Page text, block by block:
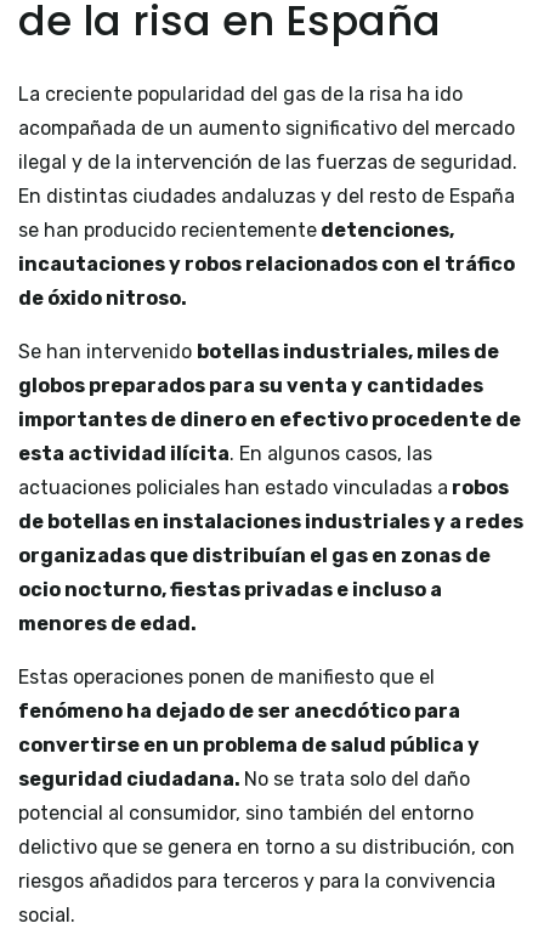
de la risa en España
La creciente popularidad del gas de la risa ha ido
acompañada de un aumento significativo del mercado
ilegal y de la intervención de las fuerzas de seguridad.
En distintas ciudades andaluzas y del resto de España
se han producido recientemente detenciones,
incautaciones y robos relacionados con el tráfico
de óxido nitroso.
Se han intervenido botellas industriales, miles de
globos preparados para su venta y cantidades
importantes de dinero en efectivo procedente de
esta actividad ilícita. En algunos casos, las
actuaciones policiales han estado vinculadas a robos
de botellas en instalaciones industriales y a redes
organizadas que distribuían el gas en zonas de
ocio nocturno, fiestas privadas e incluso a
menores de edad.
Estas operaciones ponen de manifiesto que el
fenómeno ha dejado de ser anecdótico para
convertirse en un problema de salud pública y
seguridad ciudadana. No se trata solo del daño
potencial al consumidor, sino también del entorno
delictivo que se genera en torno a su distribución, con
riesgos añadidos para terceros y para la convivencia
social.